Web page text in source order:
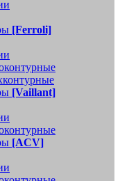
[Ferroli]
[Vaillant]
[ACV]